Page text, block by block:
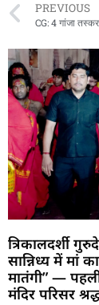
PREVIOUS
CG: 4 गांजा
त्रिकालदर्शी
सान्निध्य में मां
मातंगी” —
मंदिर परिसर